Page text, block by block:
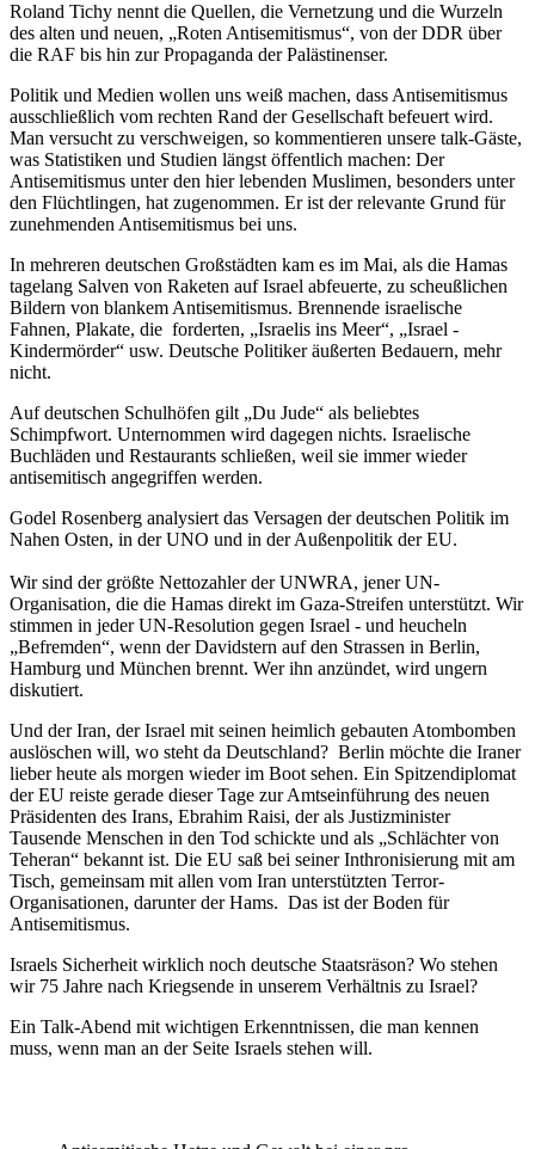
Roland Tichy nennt die Quellen, die Vernetzung und die Wurzeln
des alten und neuen, „Roten Antisemitismus“, von der DDR über
die RAF bis hin zur Propaganda der Palästinenser.
Politik und Medien wollen uns weiß machen, dass Antisemitismus
ausschließlich vom rechten Rand der Gesellschaft befeuert wird.
Man versucht zu verschweigen, so kommentieren unsere talk-Gäste,
was Statistiken und Studien längst öffentlich machen: Der
Antisemitismus unter den hier lebenden Muslimen, besonders unter
den Flüchtlingen, hat zugenommen. Er ist der relevante Grund für
zunehmenden Antisemitismus bei uns.
In mehreren deutschen Großstädten kam es im Mai, als die Hamas
tagelang Salven von Raketen auf Israel abfeuerte, zu scheußlichen
Bildern von blankem Antisemitismus. Brennende israelische
Fahnen, Plakate, die forderten, „Israelis ins Meer“, „Israel -
Kindermörder“ usw. Deutsche Politiker äußerten Bedauern, mehr
nicht.
Auf deutschen Schulhöfen gilt „Du Jude“ als beliebtes
Schimpfwort. Unternommen wird dagegen nichts. Israelische
Buchläden und Restaurants schließen, weil sie immer wieder
antisemitisch angegriffen werden.
Godel Rosenberg analysiert das Versagen der deutschen Politik im
Nahen Osten, in der UNO und in der Außenpolitik der EU.
Wir sind der größte Nettozahler der UNWRA, jener UN-
Organisation, die die Hamas direkt im Gaza-Streifen unterstützt. Wir
stimmen in jeder UN-Resolution gegen Israel - und heucheln
„Befremden“, wenn der Davidstern auf den Strassen in Berlin,
Hamburg und München brennt. Wer ihn anzündet, wird ungern
diskutiert.
Und der Iran, der Israel mit seinen heimlich gebauten Atombomben
auslöschen will, wo steht da Deutschland? Berlin möchte die Iraner
lieber heute als morgen wieder im Boot sehen. Ein Spitzendiplomat
der EU reiste gerade dieser Tage zur Amtseinführung des neuen
Präsidenten des Irans, Ebrahim Raisi, der als Justizminister
Tausende Menschen in den Tod schickte und als „Schlächter von
Teheran“ bekannt ist. Die EU saß bei seiner Inthronisierung mit am
Tisch, gemeinsam mit allen vom Iran unterstützten Terror-
Organisationen, darunter der Hams. Das ist der Boden für
Antisemitismus.
Israels Sicherheit wirklich noch deutsche Staatsräson? Wo stehen
wir 75 Jahre nach Kriegsende in unserem Verhältnis zu Israel?
Ein Talk-Abend mit wichtigen Erkenntnissen, die man kennen
muss, wenn man an der Seite Israels stehen will.